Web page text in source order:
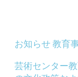
お知らせ教育
芸術センター